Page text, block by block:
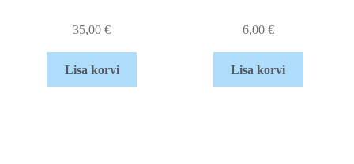
35,00€
Lisa korvi
6,00 €
Lisa korvi